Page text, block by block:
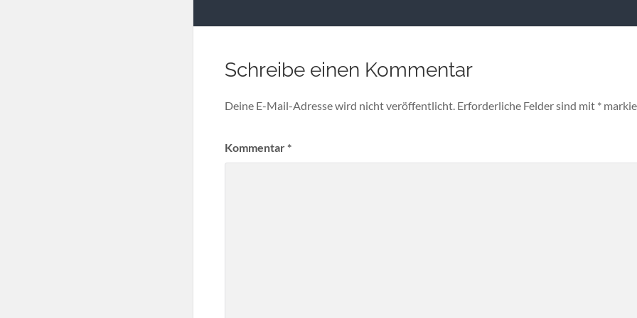
Schreibe einen Kommentar
Deine E-Mail-Adresse wird nicht veröffentlicht. Erforderliche Felder sind mit *
Kommentar*